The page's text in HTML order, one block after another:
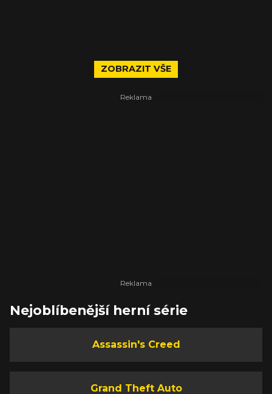
ZOBRAZIT VŠE
Nejoblíbenější herní série
Assassin's Creed
Grand Theft Auto